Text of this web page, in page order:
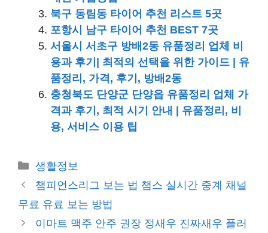
북구 동림동 타이어 추천 리스트 5곳
포항시 남구 타이어 추천 BEST 7곳
서울시 서초구 방배2동 유품정리 업체 비
용과 후기| 최적의 선택을 위한 가이드 | 유
품정리, 가격, 후기, 방배2동
충청북도 단양군 단양읍 유품정리 업체 가
격과 후기, 최적 시기 안내 | 유품정리, 비
용, 서비스 이용 팁
카
테
리
생활정보
챔피언스리그 보는 법 챔스 실시간 중계 채널
무료 유료 보는 방법
이마트 맥주 안주 권장 정새우 진짜새우 플러